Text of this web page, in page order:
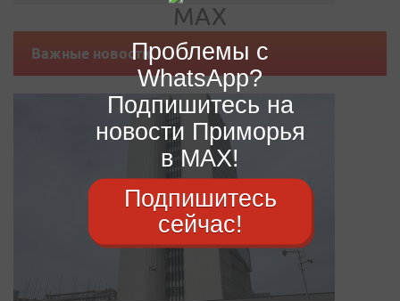
Важные новостиПроблемы с
WhatsApp?
Подпишитесь на
новости Приморья
в MAX!
Подпишитесь
сейчас!